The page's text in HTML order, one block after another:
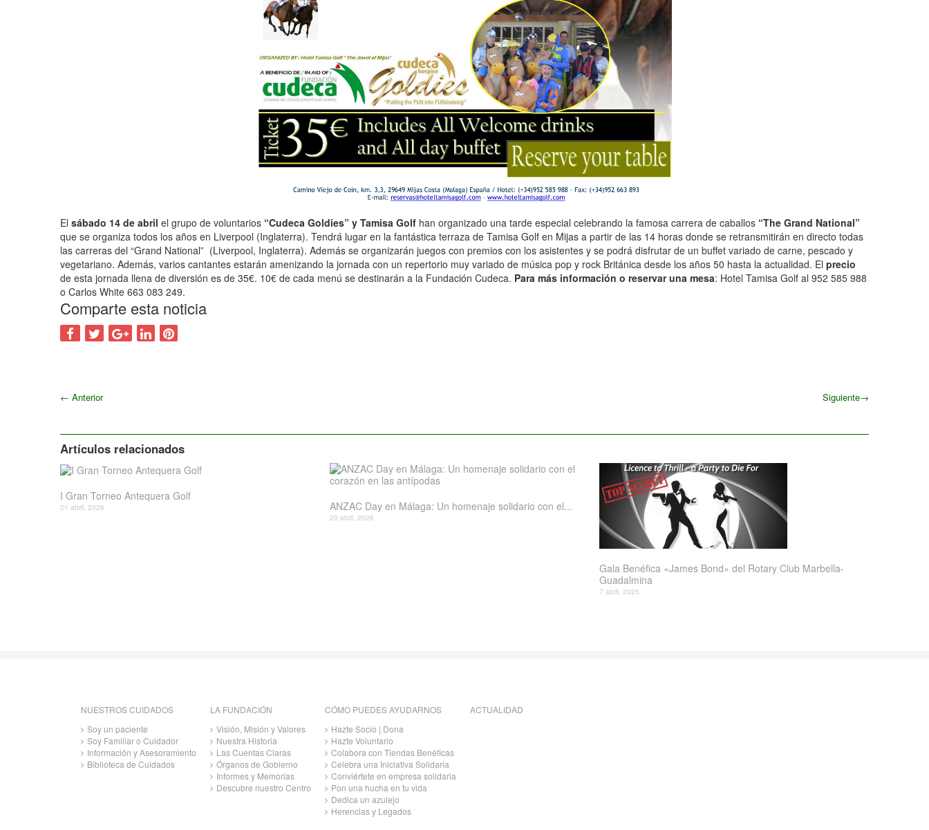
El sábado 14 de abril el grupo de voluntarios “Cudeca Goldies” y Tamisa Golf han organizado una tarde especial celebrando la famosa carrera de caballos “The Grand National”
que se organiza todos los años en Liverpool (Inglaterra). Tendrá lugar en la fantástica terraza de Tamisa Golf en Mijas a partir de las 14 horas donde se retransmitirán en directo todas
las carreras del “Grand National” (Liverpool, Inglaterra). Además se organizarán juegos con premios con los asistentes y se podrá disfrutar de un buffet variado de carne, pescado y
vegetariano. Además, varios cantantes estarán amenizando la jornada con un repertorio muy variado de música pop y rock Británica desde los años 50 hasta la actualidad. El precio
de esta jornada llena de diversión es de 35€. 10€ de cada menú se destinarán a la Fundación Cudeca. Para más información o reservar una mesa: Hotel Tamisa Golf al 952 585 988
o Carlos White 663 083 249.
Comparte esta noticia
← Anterior Siguiente→
Artículos relacionados
I Gran Torneo Antequera Golf
21 abril, 2026 ANZAC Day en Málaga: Un homenaje solidario con el...
20 abril, 2026
Gala Benéfica «James Bond» del Rotary Club Marbella-
Guadalmina
7 abril, 2025
NUESTROS CUIDADOS
Soy un paciente
Soy Familiar o Cuidador
Información y Asesoramiento
Biblioteca de Cuidados
LA FUNDACIÓN
Visión, Misión y Valores
Nuestra Historia
Las Cuentas Claras
Órganos de Gobierno
Informes y Memorias
Descubre nuestro Centro
CÓMO PUEDES AYUDARNOS
Hazte Socio | Dona
Hazte Voluntario
Colabora con Tiendas Benéficas
Celebra una Iniciativa Solidaria
Conviértete en empresa solidaria
Pon una hucha en tu vida
Dedica un azulejo
Herencias y Legados
ACTUALIDAD